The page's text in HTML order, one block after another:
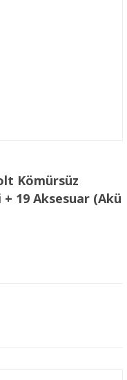
Kömürsüz
19 Aksesuar (Akü